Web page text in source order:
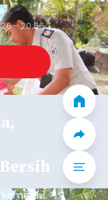
- 20:56
kemarau